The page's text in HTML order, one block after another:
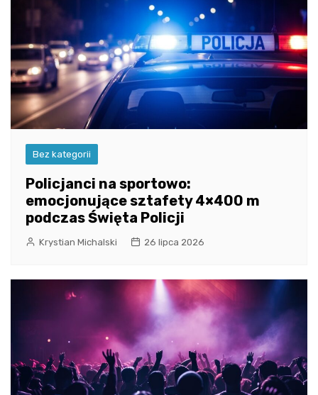
Bez kategorii
Policjanci na sportowo:
emocjonujące sztafety 4×400 m
podczas Święta Policji
Krystian Michalski 26 lipca 2026